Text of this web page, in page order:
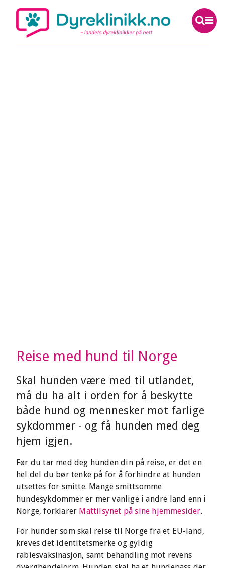
Reise med hund til Norge
Skal hunden være med til utlandet,
må du ha alt i orden for å beskytte
både hund og mennesker mot farlige
sykdommer - og få hunden med deg
hjem igjen.
Før du tar med deg hunden din på reise, er det en
hel del du bør tenke på for å forhindre at hunden
utsettes for smitte. Mange smittsomme
hundesykdommer er mer vanlige i andre land enn i
Norge, forklarer Mattilsynet på sine hjemmesider.
For hunder som skal reise til Norge fra et EU-land,
kreves det identitetsmerke og gyldig
rabiesvaksinasjon, samt behandling mot revens